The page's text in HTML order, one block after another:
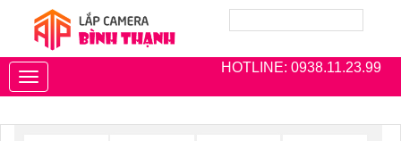
HOTLINE: 0938.11.23.99
Toggle
navigation